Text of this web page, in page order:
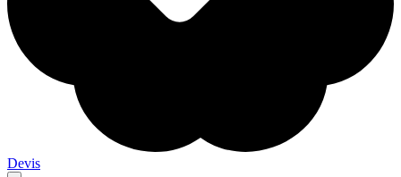
Devis